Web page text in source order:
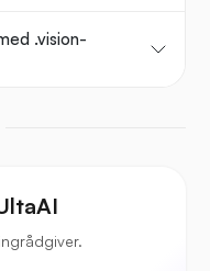
.vision-